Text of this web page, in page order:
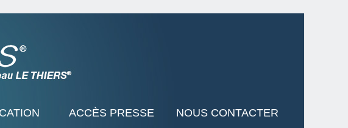
ACCÈS PRESSE NOUS CONTACTER